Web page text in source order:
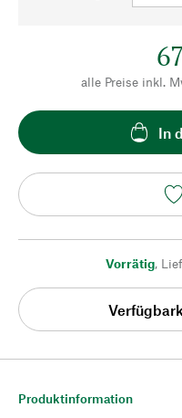
alle Preise inkl.
In
Vorrätig,
Produktinformation